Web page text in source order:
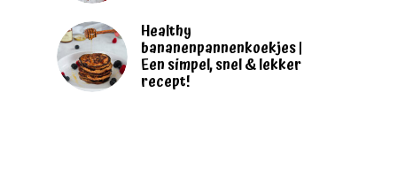
Healthy
bananenpannenkoekjes |
Een simpel, snel & lekker
recept!